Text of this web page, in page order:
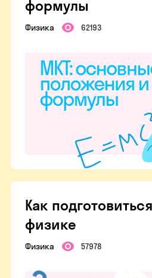
формулы
Физика 62193
Как
физике
Физика 57978